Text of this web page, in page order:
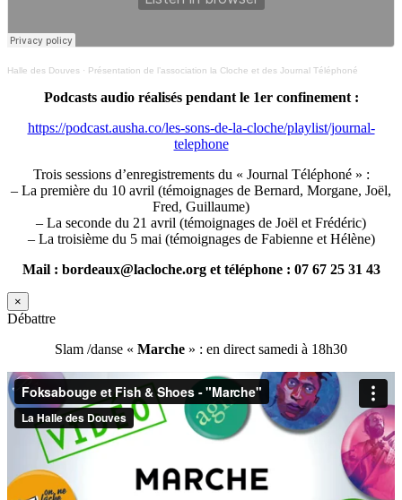
Halle des Douves · Présentation de l’association la Cloche et des Journal Téléphoné
Podcasts audio réalisés pendant le 1er confinement :
https://podcast.ausha.co/les-sons-de-la-cloche/playlist/journal-
telephone
Trois sessions d’enregistrements du « Journal Téléphoné » :
– La première du 10 avril (témoignages de Bernard, Morgane, Joël,
Fred, Guillaume)
– La seconde du 21 avril (témoignages de Joël et Frédéric)
– La troisième du 5 mai (témoignages de Fabienne et Hélène)
Mail : bordeaux@lacloche.org et téléphone : 07 67 25 31 43
×
Débattre
Slam /danse « Marche » : en direct samedi à 18h30